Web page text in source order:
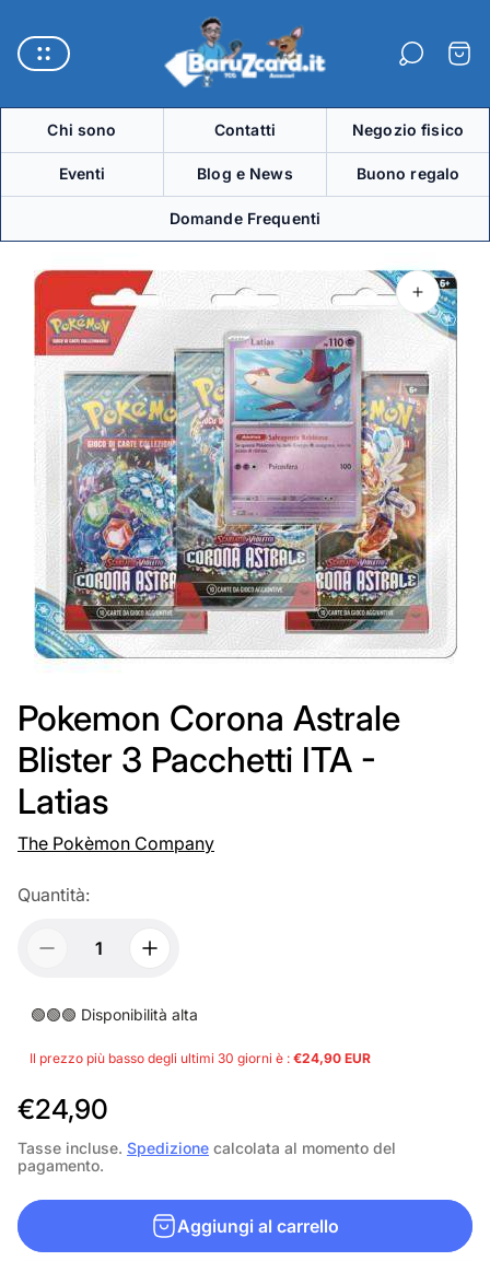
del
negozio"
Chi sono Contatti Negozio fisico
Eventi Blog e News Buono regalo
Domande Frequenti
Pokemon Corona Astrale
Blister 3 Pacchetti ITA -
Latias
The Pokèmon Company
Quantità:
🟢🟢🟢 Disponibilità alta
Il prezzo più basso degli ultimi 30 giorni è : €24,90 EUR
P
r
e
z
z
€24,90
Tasse incluse. Spedizione calcolata al momento del
pagamento.
Aggiungi al carrello